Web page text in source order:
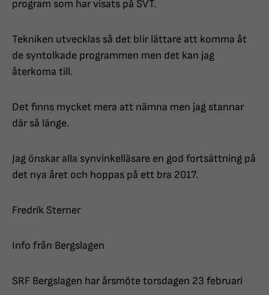
program som har visats på SVT.
Tekniken utvecklas så det blir lättare att komma åt
de syntolkade programmen men det kan jag
återkoma till.
Det finns mycket mera att nämna men jag stannar
där så länge.
Jag önskar alla synvinkelläsare en god fortsättning på
det nya året och hoppas på ett bra 2017.
Fredrik Sterner
Info från Bergslagen
SRF Bergslagen har årsmöte torsdagen 23 februari